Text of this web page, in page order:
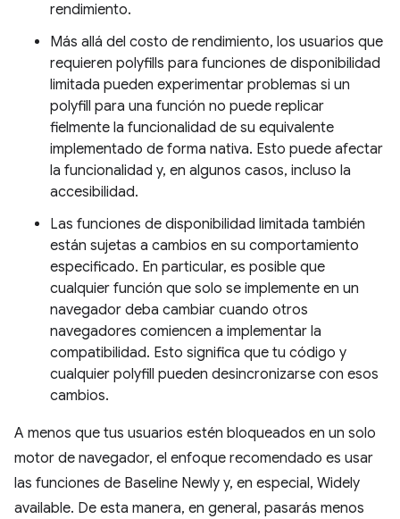
rendimiento.
Más allá del costo de rendimiento, los usuarios que
requieren polyfills para funciones de disponibilidad
limitada pueden experimentar problemas si un
polyfill para una función no puede replicar
fielmente la funcionalidad de su equivalente
implementado de forma nativa. Esto puede afectar
la funcionalidad y, en algunos casos, incluso la
accesibilidad.
Las funciones de disponibilidad limitada también
están sujetas a cambios en su comportamiento
especificado. En particular, es posible que
cualquier función que solo se implemente en un
navegador deba cambiar cuando otros
navegadores comiencen a implementar la
compatibilidad. Esto significa que tu código y
cualquier polyfill pueden desincronizarse con esos
cambios.
A menos que tus usuarios estén bloqueados en un solo
motor de navegador, el enfoque recomendado es usar
las funciones de Baseline Newly y, en especial, Widely
available. De esta manera, en general, pasarás menos